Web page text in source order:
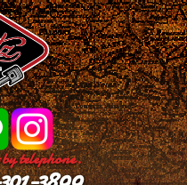
telephone.